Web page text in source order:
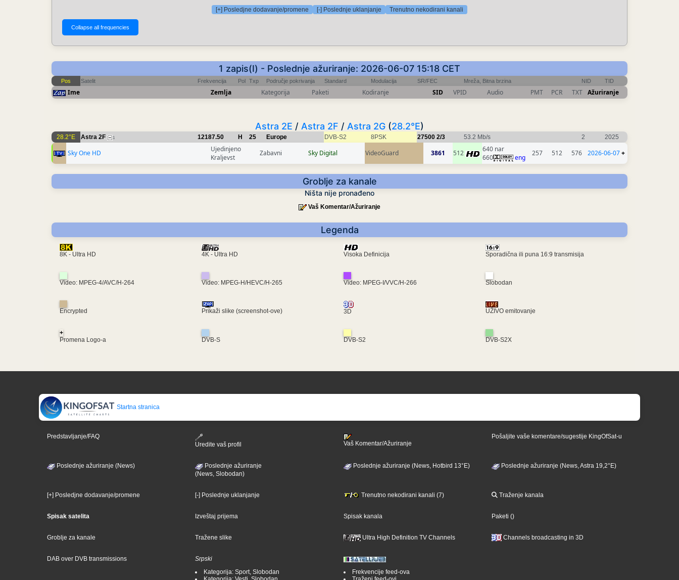
[+] Posledjne dodavanje/promene [-] Poslednje uklanjanje Trenutno nekodirani kanali
1 zapis(I) - Poslednje ažuriranje: 2026-06-07 15:18 CET
Pos Satelit Frekvencija Pol Txp Područje pokrivanja Standard Modulacija SR/FEC Mreža, Bitna brzina NID TID
Ime Zemlja Kategorija Paketi Kodiranje SID VPID Audio PMT PCR TXT Ažuriranje
Astra 2E / Astra 2F / Astra 2G (28.2°E)
28.2°E Astra 2F 1 12187.50 H 25 Europe DVB-S2 8PSK 27500 2/3 53.2 Mb/s 2 2025
Sky One HD
Ujedinjeno
Kraljevst
Zabavni Sky Digital VideoGuard 3861 512
640 nar
660
eng
257 512 576 2026-06-07+
Groblje za kanale
Ništa nije pronađeno
Vaš Komentar/Ažuriranje
Legenda
8K - Ultra HD 4K - Ultra HD Visoka Definicija Sporadična ili puna 16:9 transmisija
Video: MPEG-4/AVC/H-264 Video: MPEG-H/HEVC/H-265 Video: MPEG-I/VVC/H-266 Slobodan
Encrypted Prikaži slike (screenshot-ove) 3D UŽIVO emitovanje
+
Promena Logo-a
DVB-S DVB-S2 DVB-S2X
Startna stranica
Predstavljanje/FAQ
Uredite vaš profil
Vaš Komentar/Ažuriranje
Pošaljite vaše komentare/sugestije KingOfSat-u
Poslednje ažuriranje (News)
Poslednje ažuriranje
(News, Slobodan)
Poslednje ažuriranje (News, Hotbird 13°E) Poslednje ažuriranje (News, Astra 19,2°E)
[+] Posledjne dodavanje/promene [-] Poslednje uklanjanje Trenutno nekodirani kanali (7) Traženje kanala
Spisak satelita Izveštaj prijema Spisak kanala Paketi ()
Groblje za kanale Tražene slike Ultra High Definition TV Channels Channels broadcasting in 3D
DAB over DVB transmissions
Srpski
Kategorija: Sport, Slobodan
Frekvencije feed-ova